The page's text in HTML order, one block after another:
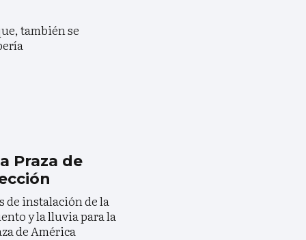
también se
Praza de
de instalación de la
y la lluvia para la
de América